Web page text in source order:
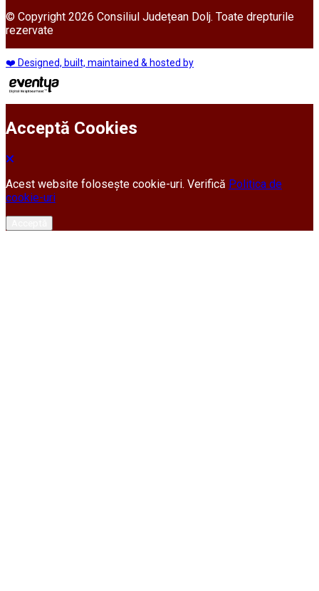
© Copyright 2026 Consiliul Județean Dolj. Toate drepturile
rezervate
❤️ Designed, built, maintained & hosted by
Acceptă Cookies
Acest website folosește cookie-uri. Verifică Politica de
cookie-uri